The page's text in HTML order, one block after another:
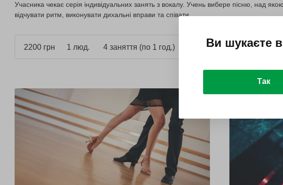
Учасника чекає серія індивідуальних занять з вокалу. Учень вибере пісню, над
відчувати ритм, виконувати дихальні вправи та співати.
2200 грн 1 люд. 4 заняття (по 1 год.) Купити
Ви шукаєте
Так